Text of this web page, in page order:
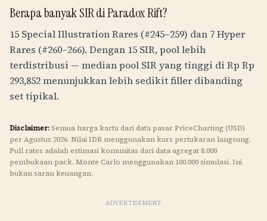
Berapa banyak SIR di Paradox Rift?
15 Special Illustration Rares (#245–259) dan 7 Hyper
Rares (#260–266). Dengan 15 SIR, pool lebih
terdistribusi — median pool SIR yang tinggi di Rp Rp
293,852menunjukkan lebih sedikit filler dibanding
set tipikal.
Disclaimer: Semua harga kartu dari data pasar PriceCharting (USD)
per Agustus 2026. NilaiIDR menggunakan kurs pertukaran langsung.
Pull rates adalah estimasi komunitas dari data agregat 8.000
pembukaan pack. Monte Carlo menggunakan 100.000 simulasi. Ini
bukan saran keuangan.
ADVERTISEMENT